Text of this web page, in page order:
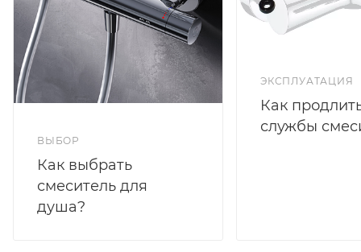
ВЫБОР
Как выбрать
смеситель для
душа?
ЭКСПЛУАТАЦИЯ
Как
службы